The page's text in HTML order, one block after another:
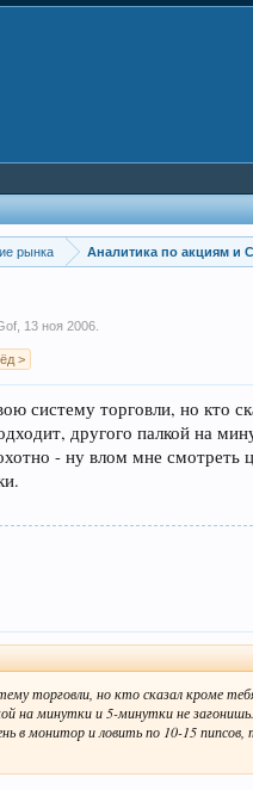
рынка Аналитика по акциям и
13 ноя 2006
>
систему торговли, но кто
другого палкой на
- ну влом мне смотреть
торговли, но кто сказал кроме
на минутки и 5-минутки не
в монитор и ловить по 10-15